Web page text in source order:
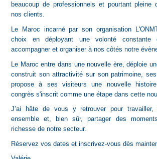
beaucoup de professionnels et pourtant pleine
nos clients.
Le Maroc incarné par son organisation
choix en déployant une volonté constante
accompagner et organiser à nos côtés notre
Le Maroc entre dans une nouvelle ère, déploie
construit son attractivité sur son patrimoine,
propose à ses visiteurs une nouvelle
congrès s'inscrit comme une étape dans cette
J’ai hâte de vous y retrouver pour travailler,
ensemble et, bien sûr, partager des
richesse de notre secteur.
Réservez vos dates et inscrivez-vous dès